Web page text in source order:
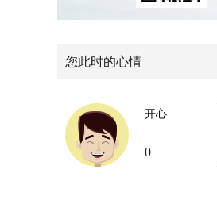
您此时的心情
开心
0